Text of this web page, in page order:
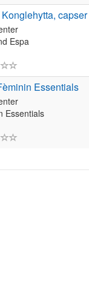
Espa
Essentials
Essentials